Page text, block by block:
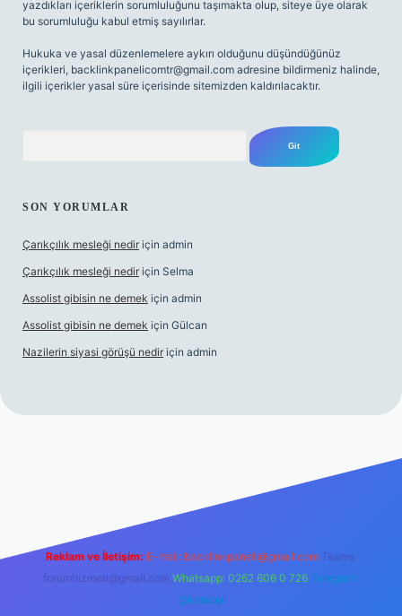
yazdıkları içeriklerin sorumluluğunu taşımakta olup, siteye üye olarak
bu sorumluluğu kabul etmiş sayılırlar.
Hukuka ve yasal düzenlemelere aykırı olduğunu düşündüğünüz
içerikleri, backlinkpanelicomtr@gmail.com adresine bildirmeniz halinde,
ilgili içerikler yasal süre içerisinde sitemizden kaldırılacaktır.
SON YORUMLAR
Çarıkçılık mesleği nedir için admin
Çarıkçılık mesleği nedir için Selma
Assolist gibisin ne demek için admin
Assolist gibisin ne demek için Gülcan
Nazilerin siyasi görüşü nedir için admin
Reklam ve İletişim: E-mail: backlinkpaneli@gmail.com Teams:
forumhizmeti@gmail.com Whatsapp: 0262 606 0 726 Telegram:
@karabul